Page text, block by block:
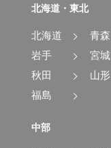
北海道・東北
北海道
青森
岩手
宮城
秋田
山形
福島
中部